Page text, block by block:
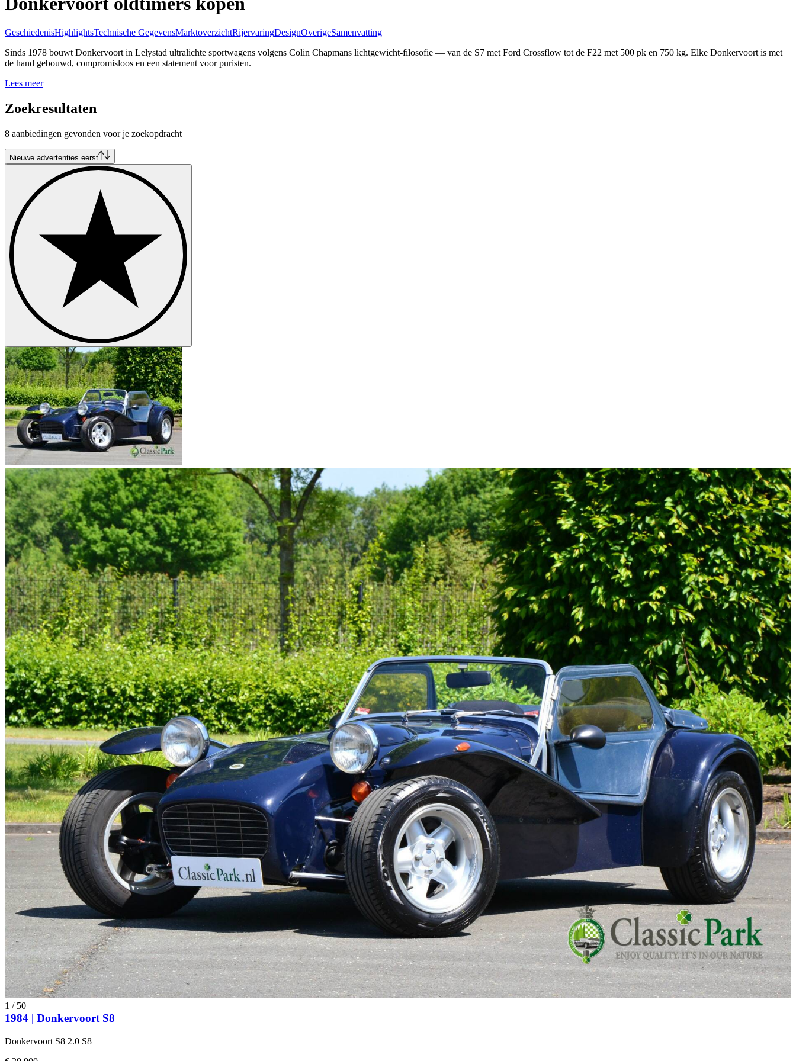
GeschiedenisHighlightsTechnische GegevensMarktoverzichtRijervaringDesignOverigeSamenvatting
Sinds 1978 bouwt Donkervoort in Lelystad ultralichte sportwagens volgens Colin Chapmans lichtgewicht-filosofie — van de S7 met Ford Crossflow tot de F22 met 500 pk en 750 kg. Elke Donkervoort is met
de hand gebouwd, compromisloos en een statement voor puristen.
Lees meer
Zoekresultaten
8 aanbiedingen gevonden voor je zoekopdracht
Nieuwe advertenties eerst
1 / 50
1984 | Donkervoort S8
Donkervoort S8 2.0 S8